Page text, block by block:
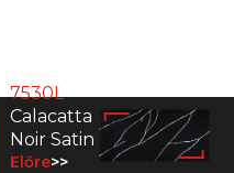
7530L
Calacatta
Noir Satin
Előre>>